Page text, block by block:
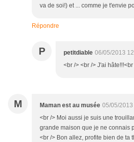
va de soi!) et ... comme je t'envie
Répondre
P petitdiable 06/05/2013
<br /> <br /> J'ai
M Maman est au musée 05/05/2013
<br /> Moi aussi je suis une
grande maison que je ne connais
<br /> Bon allez, profite bien de ta